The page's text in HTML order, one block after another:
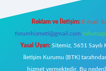
Reklam ve İletişim: E-mail:
forumhizmeti@gmail.com
Yasal Uyarı: Sitemiz, 5651
İletişim Kurumu (BTK)
hizmet vermektedir. Bu